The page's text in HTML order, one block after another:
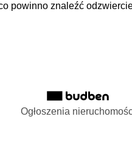
powinno znaleźć
Ogłoszenia